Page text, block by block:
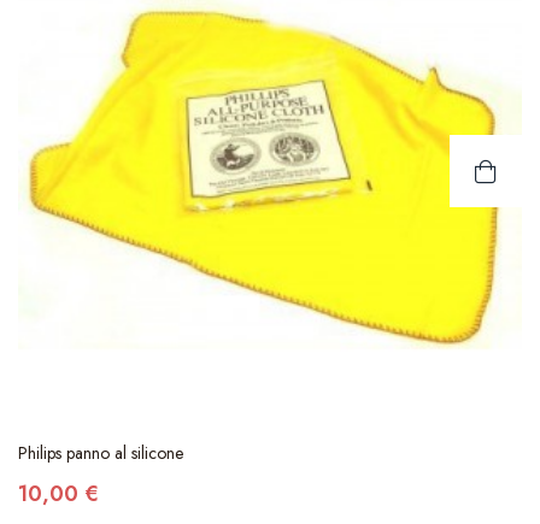
Philips panno al silicone
10,00 €